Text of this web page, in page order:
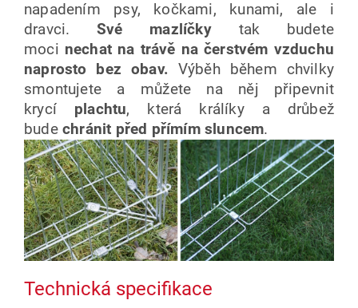
napadením psy, kočkami, kunami, ale i
dravci.Své mazlíčkytak budete
moci nechat na trávě na čerstvém vzduchu
naprosto bez obav. Výběh během chvilky
smontujete a můžete na něj připevnit
krycí plachtu, která králíky a drůbež
bude chránit před přímím sluncem.
Technická specifikace